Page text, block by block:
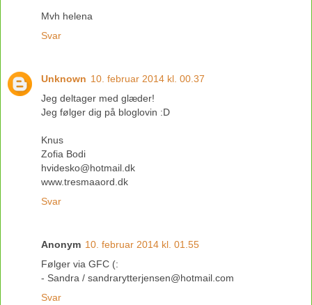
Mvh helena
Svar
Unknown 10. februar 2014 kl. 00.37
Jeg deltager med glæder!
Jeg følger dig på bloglovin :D
Knus
Zofia Bodi
hvidesko@hotmail.dk
www.tresmaaord.dk
Svar
Anonym 10. februar 2014 kl. 01.55
Følger via GFC (:
- Sandra / sandrarytterjensen@hotmail.com
Svar